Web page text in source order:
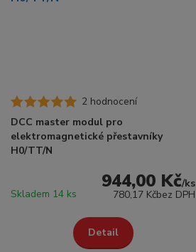
2 hodnocení
DCC master modul pro
elektromagnetické přestavníky
H0/TT/N
944,00 Kč/ks
780,17 Kčbez DPH
Skladem 14 ks
Detail